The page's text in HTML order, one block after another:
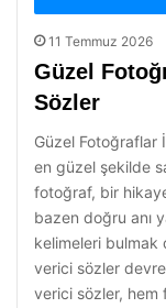
11 Temmuz 2026
Güzel
Sözler
Güzel Fotoğraflar
en güzel şekilde
fotoğraf, bir
bazen doğru anı
kelimeleri bulmak
verici sözler
verici sözler, hem